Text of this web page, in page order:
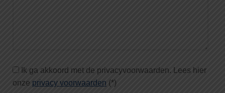
Ik ga akkoord met de privacyvoorwaarden. Lees hier
onze privacy voorwaarden (*)